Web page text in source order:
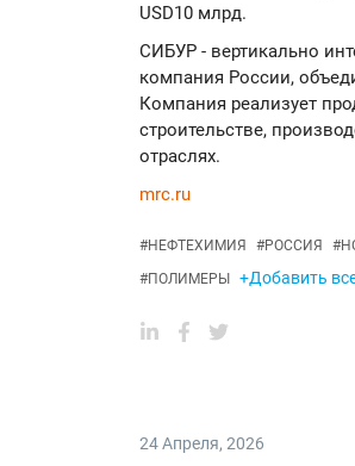
USD10 млрд.
СИБУР - вертикально
компания России,
Компания реализует
строительстве,
отраслях.
mrc.ru
#НЕФТЕХИМИЯ #РОССИЯ #
#ПОЛИМЕРЫ +Добавить
24 Апреля, 2026